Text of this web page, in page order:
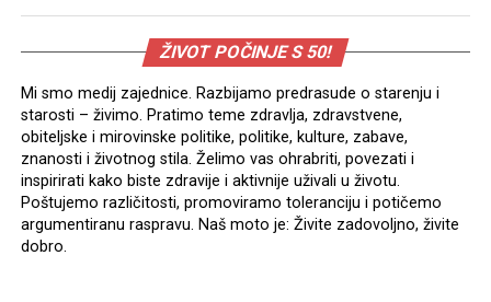
ŽIVOT POČINJE S 50!
Mi smo medij zajednice. Razbijamo predrasude o starenju i
starosti – živimo. Pratimo teme zdravlja, zdravstvene,
obiteljske i mirovinske politike, politike, kulture, zabave,
znanosti i životnog stila. Želimo vas ohrabriti, povezati i
inspirirati kako biste zdravije i aktivnije uživali u životu.
Poštujemo različitosti, promoviramo toleranciju i potičemo
argumentiranu raspravu. Naš moto je: Živite zadovoljno, živite
dobro.